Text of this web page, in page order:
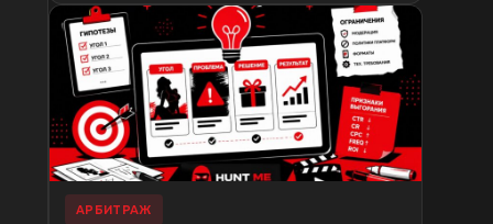
АРБИТРАЖ